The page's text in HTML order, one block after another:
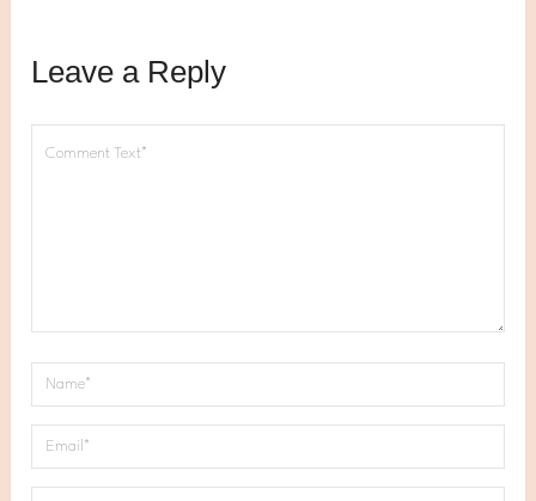
Leave a Reply